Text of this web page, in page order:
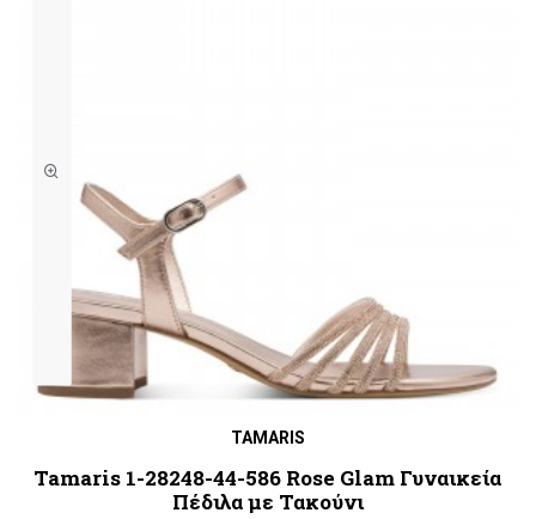
TAMARIS
Tamaris 1-28248-44-586 Rose Glam Γυναικεία
Πέδιλα με Τακούνι